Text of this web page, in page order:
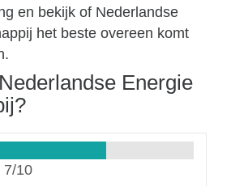
en bekijk of Nederlandse
het beste overeen komt
Energie
7/10